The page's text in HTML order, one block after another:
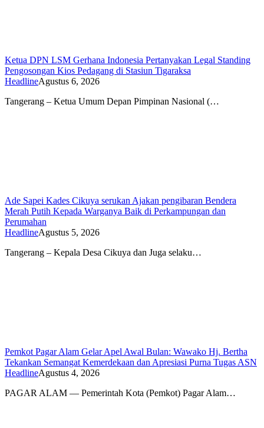
Ketua DPN LSM Gerhana Indonesia Pertanyakan Legal Standing
Pengosongan Kios Pedagang di Stasiun Tigaraksa
HeadlineAgustus 6, 2026
Tangerang – Ketua Umum Depan Pimpinan Nasional (…
Ade Sapei Kades Cikuya serukan Ajakan pengibaran Bendera
Merah Putih Kepada Warganya Baik di Perkampungan dan
Perumahan
HeadlineAgustus 5, 2026
Tangerang – Kepala Desa Cikuya dan Juga selaku…
Pemkot Pagar Alam Gelar Apel Awal Bulan: Wawako Hj. Bertha
Tekankan Semangat Kemerdekaan dan Apresiasi Purna Tugas ASN
HeadlineAgustus 4, 2026
PAGAR ALAM — Pemerintah Kota (Pemkot) Pagar Alam…